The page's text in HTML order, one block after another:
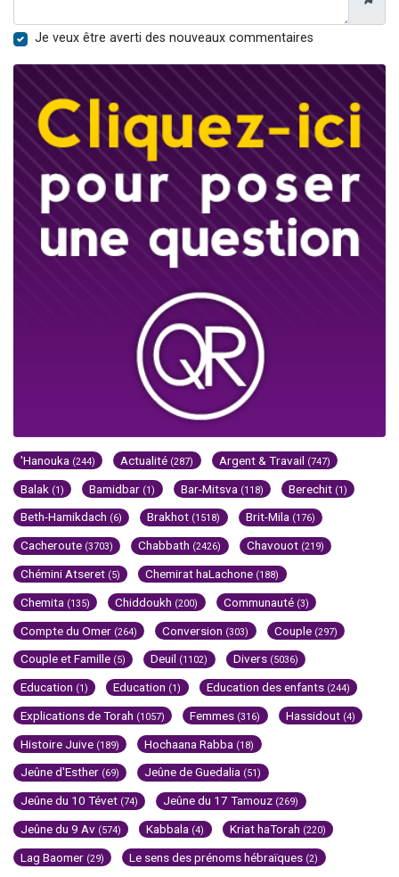
Je veux être averti des nouveaux commentaires
'Hanouka (244) Actualité (287) Argent & Travail (747)
Balak (1) Bamidbar (1) Bar-Mitsva (118) Berechit (1)
Beth-Hamikdach (6) Brakhot (1518) Brit-Mila (176)
Cacheroute (3703) Chabbath (2426) Chavouot (219)
Chémini Atseret (5) Chemirat haLachone (188)
Chemita (135) Chiddoukh (200) Communauté (3)
Compte du Omer (264) Conversion (303) Couple (297)
Couple et Famille (5) Deuil (1102) Divers (5036)
Education (1) Education (1) Education des enfants (244)
Explications de Torah (1057) Femmes (316) Hassidout (4)
Histoire Juive (189) Hochaana Rabba (18)
Jeûne d'Esther (69) Jeûne de Guedalia (51)
Jeûne du 10 Tévet (74) Jeûne du 17 Tamouz (269)
Jeûne du 9 Av (574) Kabbala (4) Kriat haTorah (220)
Lag Baomer (29) Le sens des prénoms hébraïques (2)